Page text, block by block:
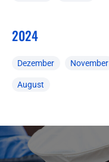
2024
Dezember November
August